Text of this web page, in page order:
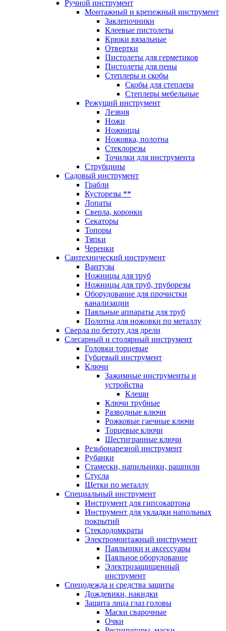
Ручной инструмент
Монтажный и крепежный инструмент
Заклепочники
Клеевые пистолеты
Крюки вязальные
Отвертки
Пистолеты для герметиков
Пистолеты для пены
Степлеры и скобы
Скобы для степлера
Степлеры мебельные
Режущий инструмент
Лезвия
Ножи
Ножницы
Ножовка, полотна
Стеклорезы
Точилки для инструмента
Струбцины
Садовый инструмент
Грабли
Кусторезы **
Лопаты
Сверла, коронки
Секаторы
Топоры
Тяпки
Черенки
Сантехнический инструмент
Вантузы
Ножницы для труб
Ножницы для труб, труборезы
Оборудование для прочистки
канализации
Паяльные аппараты для труб
Полотна для ножовки по металлу
Сверла по бетоту для дрели
Слесарный и столярный инструмент
Головки торцевые
Губцевый инструмент
Ключи
Зажимные инструменты и
устройства
Клещи
Ключи трубные
Разводные ключи
Рожковые гаечные ключи
Торцевые ключи
Шестигранные ключи
Резьбонарезной инструмент
Рубанки
Стамески, напильники, рашпили
Стусла
Щетки по металлу
Специальный инструмент
Инструмент для гипсокартона
Инструмент для укладки напольных
покрытий
Стеклодомкраты
Электромонтажный инструмент
Паяльники и аксессуары
Паяльное оборудование
Электрозащищенный
инструмент
Спецодежда и средства защиты
Дождевики, накидки
Защита лица глаз головы
Маски сварочные
Очки